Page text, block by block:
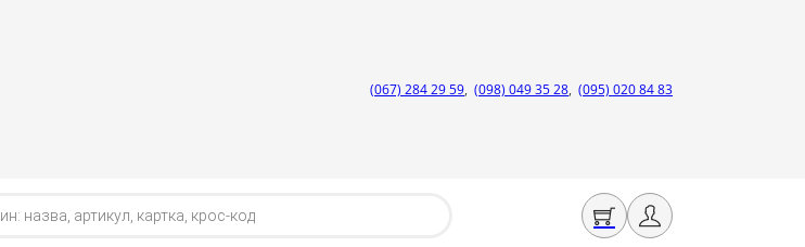
(067) 284 29 59, (098) 049 35 28, (095) 020 84 83